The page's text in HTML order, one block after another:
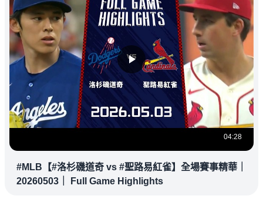
04:28
#MLB【#洛杉磯道奇 vs #聖路易紅雀】全場賽事精華｜
20260503｜ Full Game Highlights